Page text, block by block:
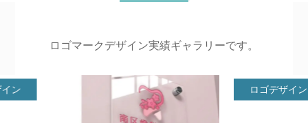
ロゴマークデザイン実績ギャラリーです。
ロゴデザイン